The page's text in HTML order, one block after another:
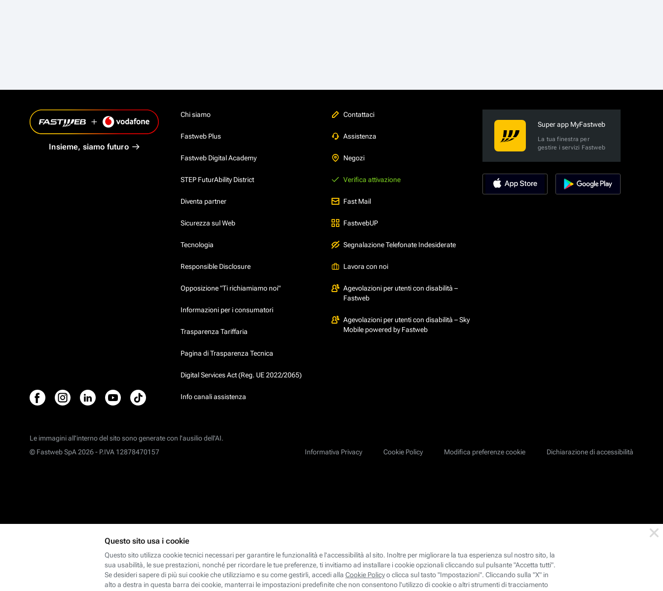
Insieme, siamo futuro
Chi siamo
Fastweb Plus
Fastweb Digital Academy
STEP FuturAbility District
Diventa partner
Sicurezza sul Web
Tecnologia
Responsible Disclosure
Opposizione "Ti richiamiamo noi"
Informazioni per i consumatori
Trasparenza Tariffaria
Pagina di Trasparenza Tecnica
Digital Services Act (Reg. UE 2022/2065)
Info canali assistenza
Contattaci
Assistenza
Negozi
Verifica attivazione
Fast Mail
FastwebUP
Segnalazione Telefonate Indesiderate
Lavora con noi
Agevolazioni per utenti con disabilità –
Fastweb
Agevolazioni per utenti con disabilità – Sky
Mobile powered by Fastweb
Super app MyFastweb
La tua finestra per
gestire i servizi Fastweb
Le immagini all’interno del sito sono generate con l'ausilio dell'AI.
Informativa Privacy
Cookie Policy Modifica preferenze cookie Dichiarazione di accessibilità
© Fastweb SpA 2026 - P.IVA 12878470157